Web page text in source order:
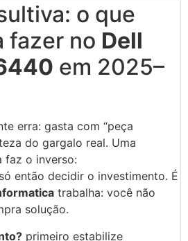
o que
fazer no Dell
em 2025–
erra: gasta com “peça
do gargalo real. Uma
faz o inverso:
então decidir o investimento. É
trabalha: você não
solução.
primeiro estabilize